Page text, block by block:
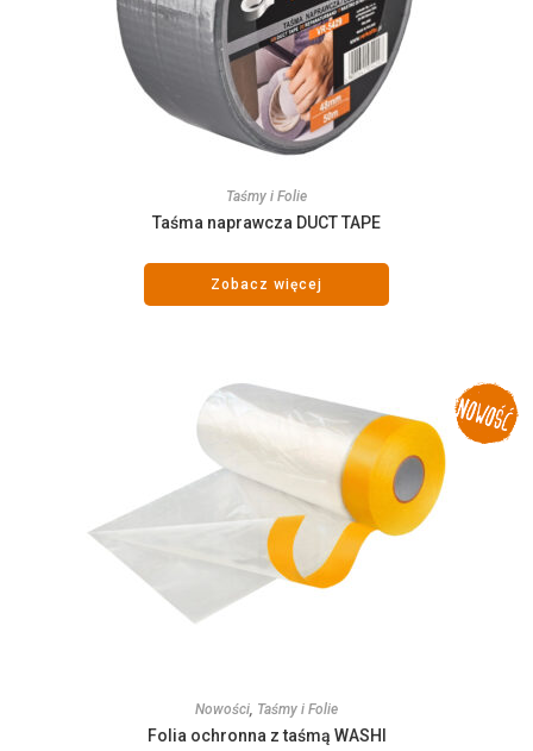
Taśmy i Folie
Taśma naprawcza DUCT TAPE
Zobacz więcej
Nowości Taśmy i Folie
Folia ochronna z taśmą WASHI